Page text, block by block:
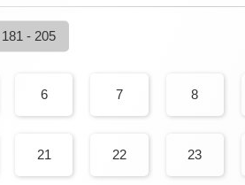
181 - 205
6 7 8
21 22 23